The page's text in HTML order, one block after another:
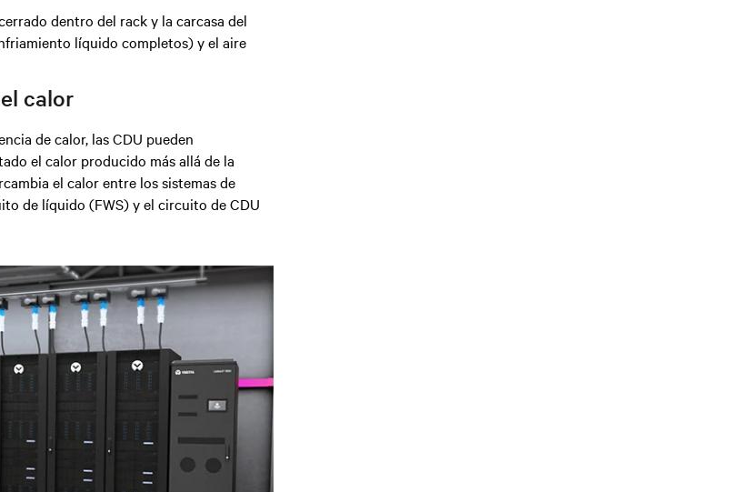
dentro del rack y la carcasa del
líquido completos) y el aire
calor
de calor, las CDU pueden
el calor producido más allá de la
el calor entre los sistemas de
de líquido (FWS) y el circuito de CDU